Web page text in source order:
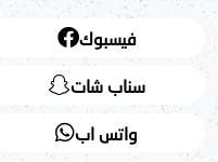
فيسبوك
سناب شات
واتس اب